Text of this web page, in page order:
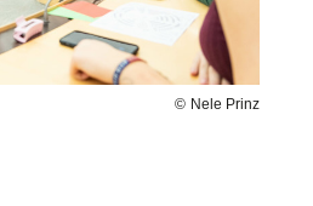
Nele Prinz